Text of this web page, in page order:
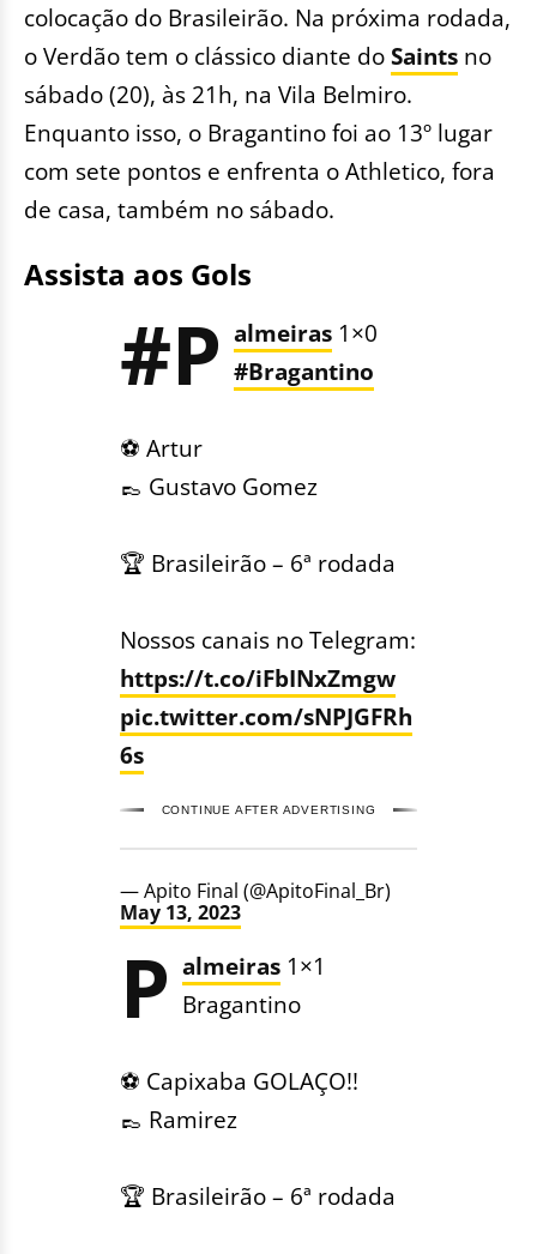
colocação do Brasileirão. Na próxima rodada,
o Verdão tem o clássico diante doSaints no
sábado (20), às 21h, na Vila Belmiro.
Enquanto isso, o Bragantino foi ao 13º lugar
com sete pontos e enfrenta o Athletico, fora
de casa, também no sábado.
Assista aos Gols
#P almeiras 1×0
#Bragantino
⚽️ Artur
👞 Gustavo Gomez
🏆 Brasileirão – 6ª rodada
Nossos canais no Telegram:
https://t.co/iFbINxZmgw
pic.twitter.com/sNPJGFRh
6s
CONTINUE AFTER ADVERTISING
— Apito Final (@ApitoFinal_Br)
May 13, 2023
P almeiras 1×1
Bragantino
⚽️ Capixaba GOLAÇO!!
👞 Ramirez
🏆 Brasileirão – 6ª rodada